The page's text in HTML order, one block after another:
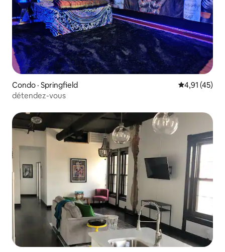
Condo · Springfield Note
4,91 (45)
détendez-vous